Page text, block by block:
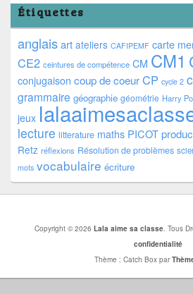
Étiquettes
anglaisart ateliers CAFIPEMF carte
CE2 ceintures de compétence CM CM1
conjugaison coup de coeurCP cycle 2
grammaire géographie géométrie Harry
jeux
lecture litterature maths PICOT
Retz réflexions Résolution de problèmes
mots vocabulaire écriture
Copyright © 2026 Lala aime sa classe. Tous
confidentialité
Thème : Catch Box par